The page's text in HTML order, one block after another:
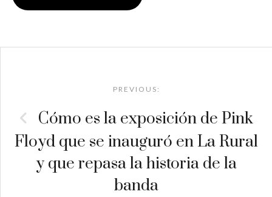
navigationPREVIOUS:
Cómo es la exposición de Pink
Floyd que se inauguró en La Rural
y que repasa la historia de la
banda